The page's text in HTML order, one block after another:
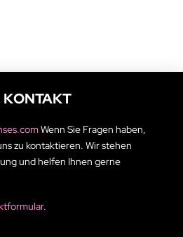
KONTAKT
Wenn Sie Fragen haben,
zu kontaktieren. Wir stehen
und helfen Ihnen gerne
.